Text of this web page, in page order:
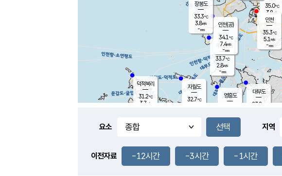
풍도
9.9m/s
무의도
33.7℃
2.8m/s
-mm
영흥도
자월도
32.7℃
장봉도
33.3℃
3.8m/s
-mm
대부도
23.8
-
35.0℃
3.8 m/s
-mm
덕적북리
31.2℃
3.7 m/s
인천(공)
34.1℃
7.4m/s
-mm
인천
35.3℃
5.1 m/s
-mm
요소 지역
이전자료 -12시간 -3시간 -1시간